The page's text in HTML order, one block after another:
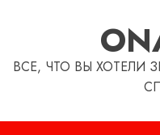
ВСЕ, ЧТО ВЫ ХОТЕЛИ